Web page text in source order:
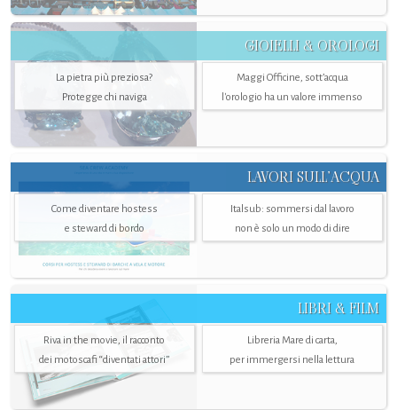
GIOIELLI & OROLOGI
La pietra più preziosa?
Protegge chi naviga
Maggi Officine, sott’acqua
l'orologio ha un valore immenso
LAVORI SULL’ACQUA
Come diventare hostess
e steward di bordo
Italsub: sommersi dal lavoro
non è solo un modo di dire
LIBRI & FILM
Riva in the movie, il racconto
dei motoscafi “diventati attori”
Libreria Mare di carta,
per immergersi nella lettura